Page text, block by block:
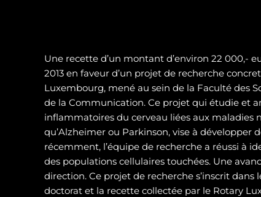
Une recette d’un montant d’environ 22 000,-
2013 en faveur d’un projet de recherche
Luxembourg, mené au sein de la Faculté des
de la Communication. Ce projet qui étudie et
inflammatoires du cerveau liées aux maladies
qu’Alzheimer ou Parkinson, vise à développer
récemment, l’équipe de recherche a réussi à
des populations cellulaires touchées. Une
direction. Ce projet de recherche s’inscrit dans
doctorat et la recette collectée par le Rotary